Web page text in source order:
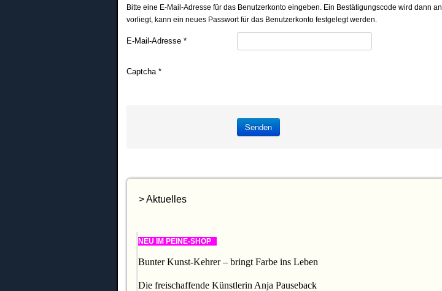
Bitte eine E-Mail-Adresse für das Benutzerkonto eingeben. Ein Bestätigungscode wird dann
vorliegt, kann ein neues Passwort für das Benutzerkonto festgelegt werden.
E-Mail-Adresse *
Captcha *
Senden
> Aktuelles
NEU IM PEINE-SHOP
Bunter Kunst-Kehrer – bringt Farbe ins Leben
Die freischaffende Künstlerin Anja Pauseback